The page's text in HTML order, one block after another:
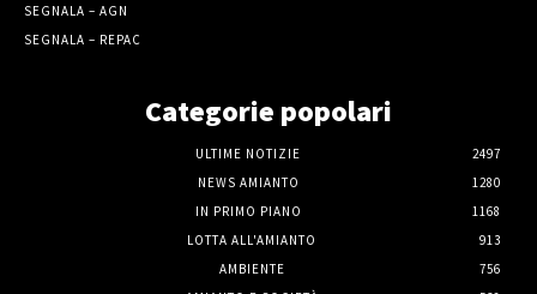
SEGNALA – AGN
SEGNALA – REPAC
Categorie popolari
ULTIME NOTIZIE
2497
NEWS AMIANTO
1280
IN PRIMO PIANO
1168
LOTTA ALL'AMIANTO
913
AMBIENTE
756